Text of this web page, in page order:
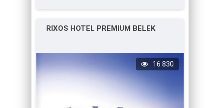
RIXOS HOTEL PREMIUM BELEK
16 830